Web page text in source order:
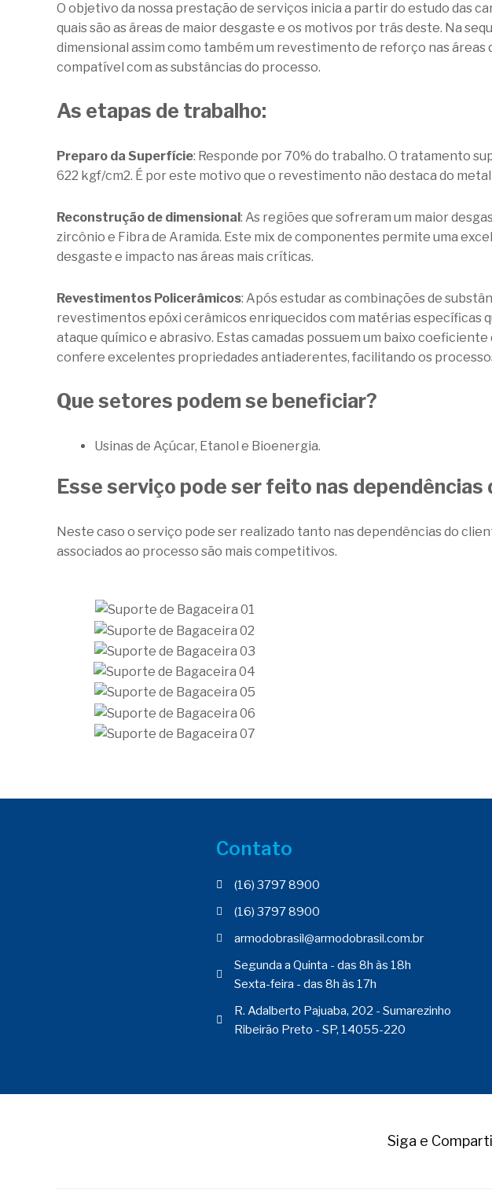
O objetivo da nossa prestação de serviços inicia a partir do estudo das
quais são as áreas de maior desgaste e os motivos por trás deste. Na
dimensional assim como também um revestimento de reforço nas
compatível com as substâncias do processo.
As etapas de trabalho:
Preparo da Superfície: Responde por 70% do trabalho. O tratamento
622 kgf/cm2. É por este motivo que o revestimento não destaca do
Reconstrução de dimensional: As regiões que sofreram um maior
zircônio e Fibra de Aramida. Este mix de componentes permite uma
desgaste e impacto nas áreas mais críticas.
Revestimentos Policerâmicos: Após estudar as combinações de
revestimentos epóxi cerâmicos enriquecidos com matérias
ataque químico e abrasivo. Estas camadas possuem um baixo
confere excelentes propriedades antiaderentes, facilitando os
Que setores podem se beneficiar?
Usinas de Açúcar, Etanol e Bioenergia.
Esse serviço pode ser feito nas
Neste caso o serviço pode ser realizado tanto nas dependências do
associados ao processo são mais competitivos.
Contato
(16) 3797 8900
(16) 3797 8900
armodobrasil@armodobrasil.com.br
Segunda a Quinta - das 8h às 18h
Sexta-feira - das 8h às 17h
R. Adalberto Pajuaba, 202 - Sumarezinho
Ribeirão Preto - SP, 14055-220
Siga e